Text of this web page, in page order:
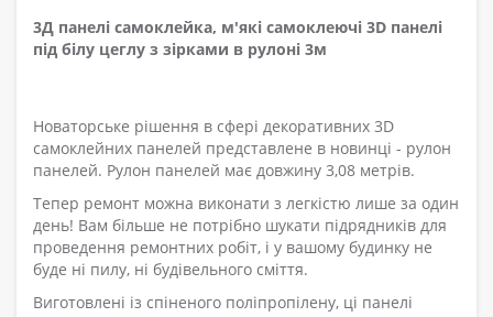
3Д панелі самоклейка, м'які самоклеючі 3D панелі
під білу цеглу з зірками в рулоні 3м
Новаторське рішення в сфері декоративних 3D
самоклейних панелей представлене в новинці - рулон
панелей. Рулон панелей має довжину 3,08 метрів.
Тепер ремонт можна виконати з легкістю лише за один
день! Вам більше не потрібно шукати підрядників для
проведення ремонтних робіт, і у вашому будинку не
буде ні пилу, ні будівельного сміття.
Виготовлені із спіненого поліпропілену, ці панелі